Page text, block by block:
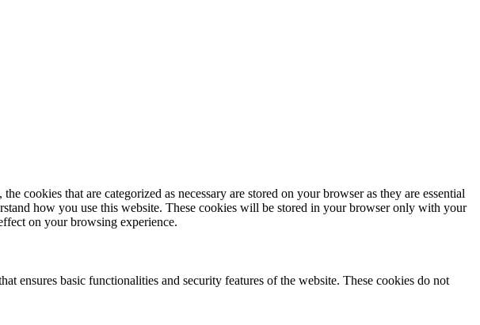
cookies that are categorized as necessary are stored on your browser as they are essential
how you use this website. These cookies will be stored in your browser only with your
on your browsing experience.
ensures basic functionalities and security features of the website. These cookies do not